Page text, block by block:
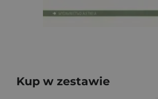
Kup w zestawie